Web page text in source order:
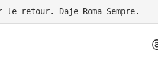
le retour. Daje Roma Sempre.